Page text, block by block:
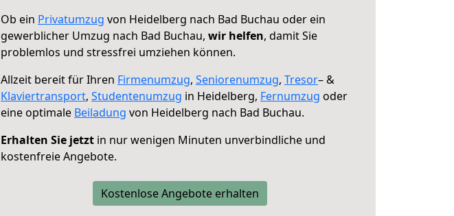
Ob ein Privatumzug von Heidelberg nach Bad Buchau oder ein
gewerblicher Umzug nach Bad Buchau, wir helfen, damit Sie
problemlos und stressfrei umziehen können.
Allzeit bereit für Ihren Firmenumzug, Seniorenumzug, Tresor– &
Klaviertransport, Studentenumzug in Heidelberg, Fernumzug oder
eine optimale Beiladung von Heidelberg nach Bad Buchau.
Erhalten Sie jetzt in nur wenigen Minuten unverbindliche und
kostenfreie Angebote.
Kostenlose Angebote erhalten